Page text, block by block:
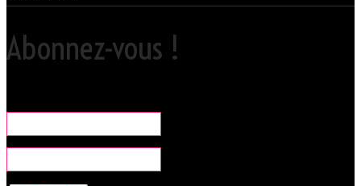
Abonnez-vous !